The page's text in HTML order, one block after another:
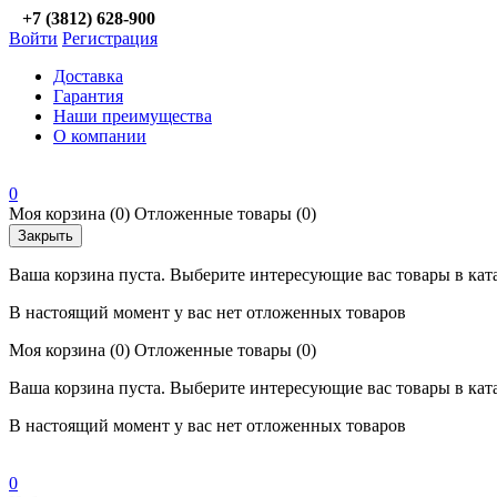
+7 (3812) 628-900
Войти Регистрация
Доставка
Гарантия
Наши преимущества
О компании
0
Моя корзина (0) Отложенные товары (0)
Закрыть
Ваша корзина пуста. Выберите интересующие вас товары в
В настоящий момент у вас нет отложенных товаров
Моя корзина (0) Отложенные товары (0)
Ваша корзина пуста. Выберите интересующие вас товары в
В настоящий момент у вас нет отложенных товаров
0